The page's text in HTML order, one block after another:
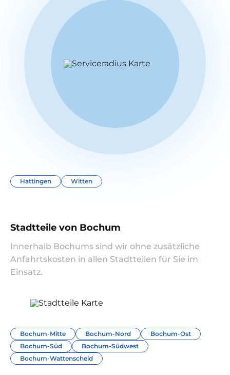
Hattingen Witten
Stadtteile von Bochum
Innerhalb Bochums sind wir ohne zusätzliche
Anfahrtskosten in allen Stadtteilen für Sie im
Einsatz.
Bochum-Mitte Bochum-Nord
Bochum-Ost
Bochum-Süd
Bochum-Südwest
Bochum-Wattenscheid